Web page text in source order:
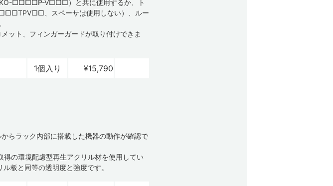
□□□□P-V□□□）と共に使用するか、ト
□□□TPV□□、スペーサは使用しない）、ルー
ット、フィンガーガードが取り付けできま
1個入り ¥15,790
らラック内部に搭載した機器の動作が確認で
の環境配慮型再生アクリル材を使用してい
板と同等の透明度と強度です。